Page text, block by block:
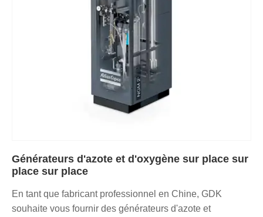
Générateurs d'azote et d'oxygène sur place sur
place sur place
En tant que fabricant professionnel en Chine, GDK
souhaite vous fournir des générateurs d'azote et